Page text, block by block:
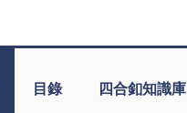
目錄 四合釦知識庫